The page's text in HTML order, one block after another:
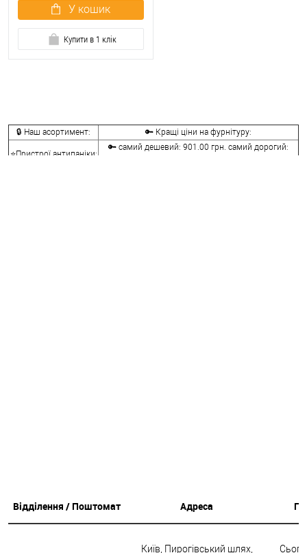
У кошик
Купити в 1 клік
🔒 Наш асортимент: 🔑 Кращі ціни на фурнітуру:
⭐Пристрої антипаніки:
🔑 самий дешевий: 901.00 грн. самий дорогий:
Відділення / Поштомат Адреса
Київ, Пирогівський шлях,